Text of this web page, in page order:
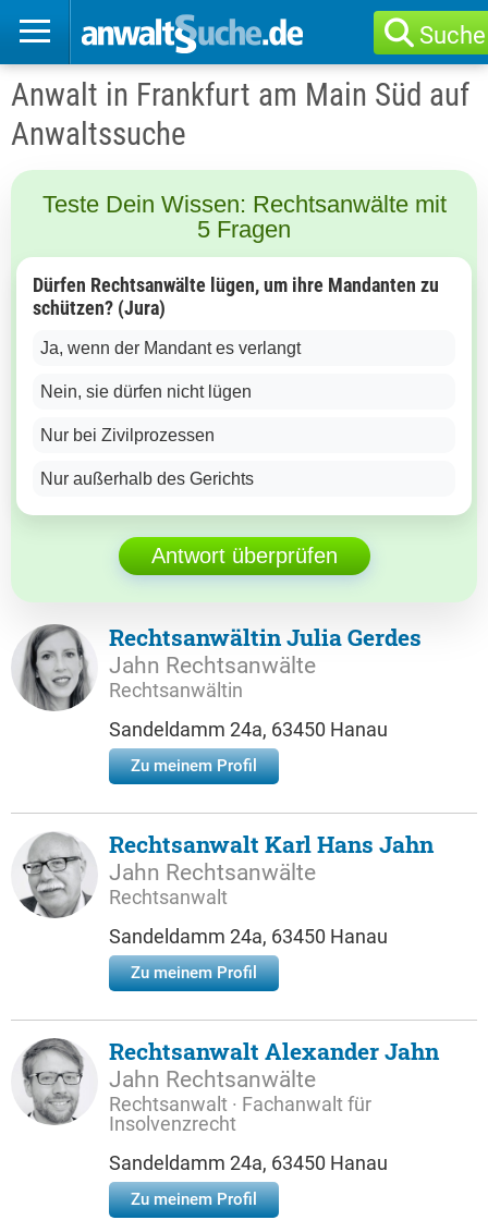
Suche
Anwalt in Frankfurt am Main Süd auf
Anwaltssuche
Teste Dein Wissen: Rechtsanwälte mit
5 Fragen
Dürfen Rechtsanwälte lügen, um ihre Mandanten zu
schützen? (Jura)
Ja, wenn der Mandant es verlangt
Nein, sie dürfen nicht lügen
Nur bei Zivilprozessen
Nur außerhalb des Gerichts
Antwort überprüfen
Rechtsanwältin Julia Gerdes
Jahn Rechtsanwälte
Rechtsanwältin
Sandeldamm 24a, 63450 Hanau
Zu meinem Profil
Rechtsanwalt Karl Hans Jahn
Jahn Rechtsanwälte
Rechtsanwalt
Sandeldamm 24a, 63450 Hanau
Zu meinem Profil
Rechtsanwalt Alexander Jahn
Jahn Rechtsanwälte
Rechtsanwalt · Fachanwalt für
Insolvenzrecht
Sandeldamm 24a, 63450 Hanau
Zu meinem Profil